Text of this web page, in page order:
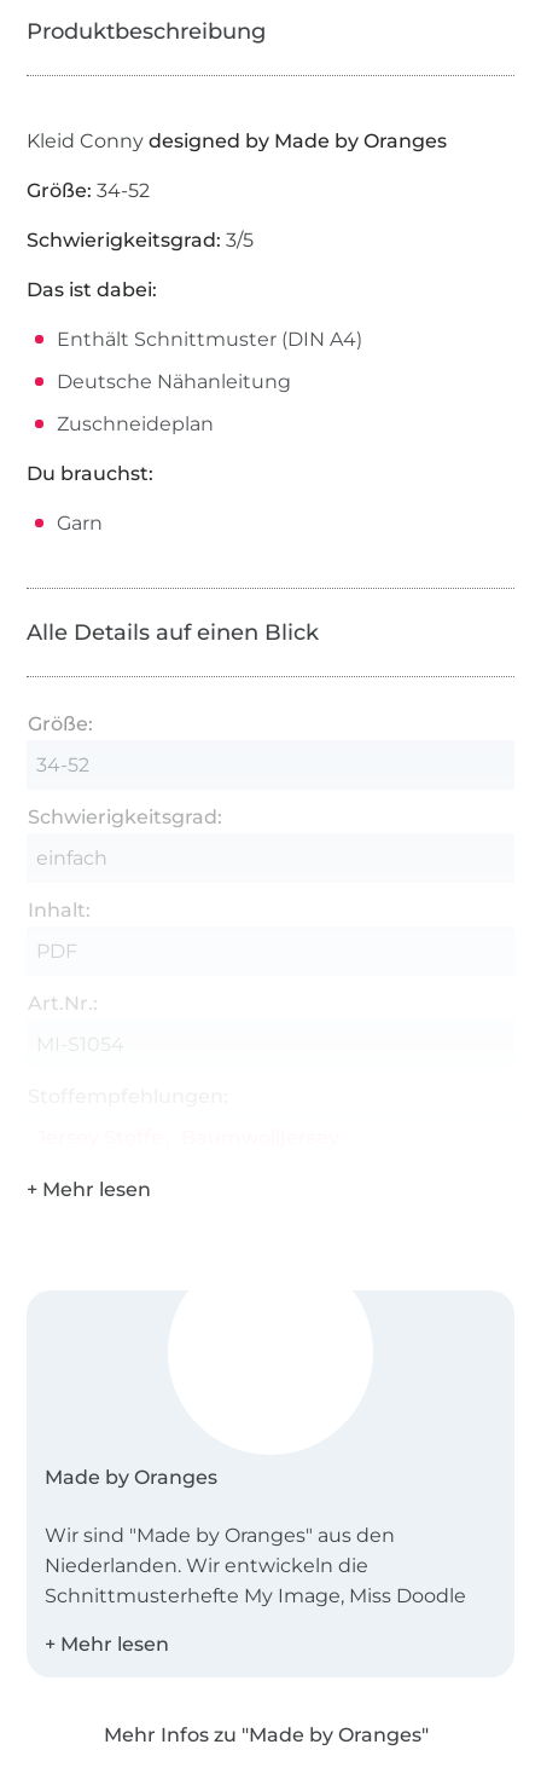
Kleid Connydesigned by Made by Oranges
Größe: 34-52
Schwierigkeitsgrad: 3/5
Das ist dabei:
Enthält Schnittmuster (DIN A4)
Deutsche Nähanleitung
Zuschneideplan
Du brauchst:
Garn
Alle Details auf einen Blick
Größe:
34-52
Schwierigkeitsgrad:
einfach
Inhalt:
PDF
Art.Nr.:
MI-S1054
Made by Oranges
Wir sind "Made by Oranges" aus den
Niederlanden. Wir entwickeln die
Schnittmusterhefte My Image, Miss Doodle
Englisch, Niederländisch und Französisch an!
Mehr Infos zu "Made by Oranges"